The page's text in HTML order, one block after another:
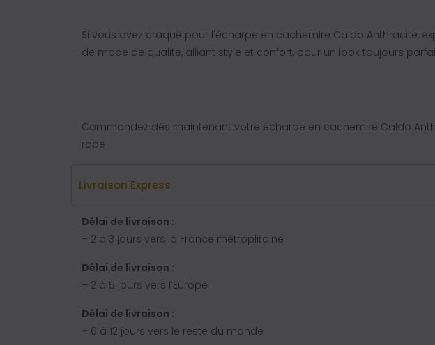
Si vous avez craqué pour l'écharpe en cachemire Caldo Anthracite,
de mode de qualité, alliant style et confort, pour un look toujours
Commandez dès maintenant votre écharpe en cachemire Caldo
robe
Livraison Express
Délai de livraison :
– 2 à 3 jours vers la France métroplitaine
Délai de livraison :
– 2 à 5 jours vers l’Europe
Délai de livraison :
– 6 à 12 jours vers le reste du monde